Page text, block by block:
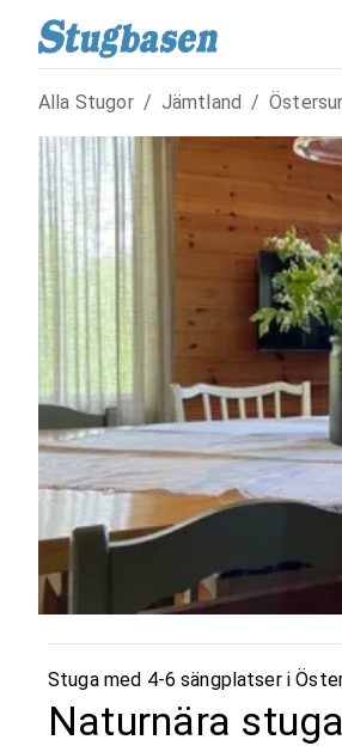
Alla Stugor / Jämtland /
Stuga med 4-6 sängplatser i
Naturnära